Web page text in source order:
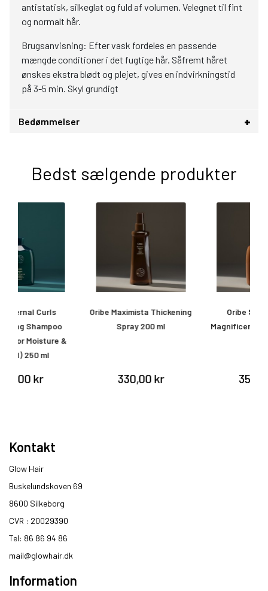
antistatisk, silkeglat og fuld af volumen. Velegnet til fint
og normalt hår.
Brugsanvisning: Efter vask fordeles en passende
mængde conditioner i det fugtige hår. Såfremt håret
ønskes ekstra blødt og plejet, gives en indvirkningstid
på 3-5 min. Skyl grundigt
Bedømmelser
Bedst sælgende produkter
Oribe Maximista Thickening
Spray 200 ml
Oribe Shampoo for
Magnificent Volume 250 ml
Kontakt
Glow Hair
Buskelundskoven 69
8600 Silkeborg​
CVR : 20029390​
Tel: 86 86 94 86
mail@glowhair.dk
Information